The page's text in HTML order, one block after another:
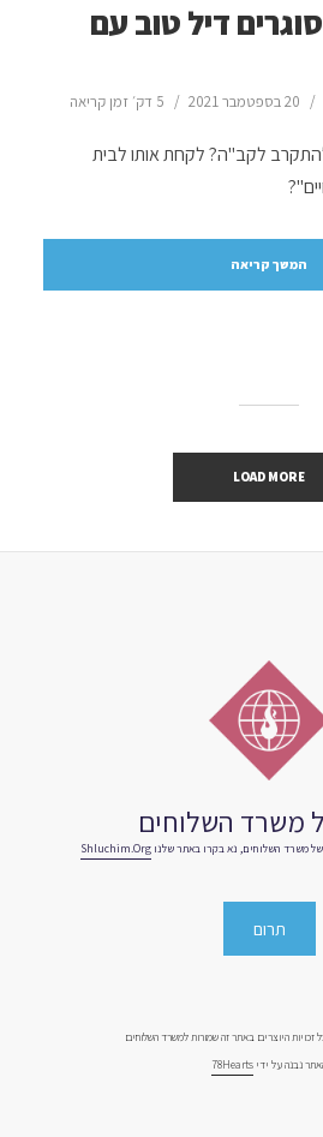
דיל טוב עם
20 בספטמבר 2021 5 דק׳ זמן קריאה
לקב"ה? לקחת אותו לבית
המשך קריאה
LOAD MORE
משרד השלוחים
משרד השלוחים, נא בקרו באתר שלנו Shluchim.org
תרום
נבנה על ידי 78Hearts